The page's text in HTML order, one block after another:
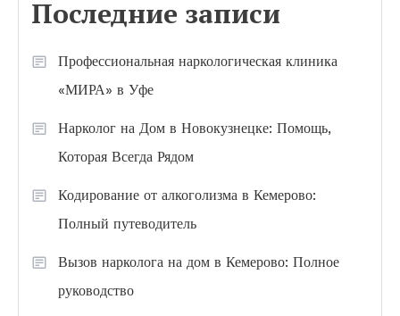
Последние записи
Профессиональная наркологическая клиника
«МИРА» в Уфе
Нарколог на Дом в Новокузнецке: Помощь,
Которая Всегда Рядом
Кодирование от алкоголизма в Кемерово:
Полный путеводитель
Вызов нарколога на дом в Кемерово: Полное
руководство